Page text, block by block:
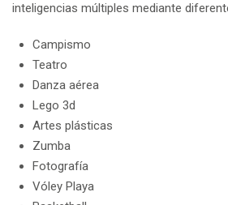
inteligencias múltiples mediante
Campismo
Teatro
Danza aérea
Lego 3d
Artes plásticas
Zumba
Fotografía
Vóley Playa